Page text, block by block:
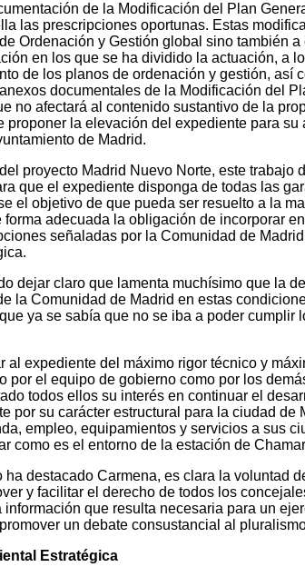
de la Modificación del Plan
las prescripciones oportunas. Estas
Ordenación y Gestión global sino también
en los que se ha dividido la actuación, a
de los planos de ordenación y gestión, así
documentales de la Modificación del
no afectará al contenido sustantivo de la
proponer la elevación del expediente para su
de Madrid.
proyecto Madrid Nuevo Norte, este trabajo
que el expediente disponga de todas las
el objetivo de que pueda ser resuelto a la
forma adecuada la obligación de incorporar
señaladas por la Comunidad de
dejar claro que lamenta muchísimo que la
la Comunidad de Madrid en estas
ya se sabía que no se iba a poder cumplir
al expediente del máximo rigor técnico y
por el equipo de gobierno como por los
todos ellos su interés en continuar el
por su carácter estructural para la ciudad de
empleo, equipamientos y servicios a sus
como es el entorno de la estación de
ha destacado Carmena, es clara la voluntad
y facilitar el derecho de todos los
información que resulta necesaria para un
un debate consustancial al
Estratégica